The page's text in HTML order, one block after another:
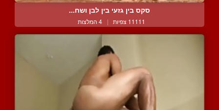
סקס בין גזעי בין לבן ושח...
11111 צפיות | 4 המלצות